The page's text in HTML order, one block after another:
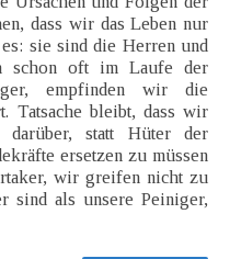
dass wir das Leben nur
sie sind die Herren und
schon oft im Laufe der
empfinden wir die
Tatsache bleibt, dass wir
darüber, statt Hüter der
ersetzen zu müssen
wir greifen nicht zu
sind als unsere Peiniger,